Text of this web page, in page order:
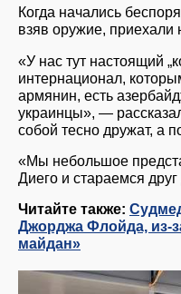
Когда начались
взяв оружие, приехали
«У нас тут настоящий
интернационал,
армянин, есть
украинцы», —
собой тесно дружат, а
«Мы небольшое
Диего и стараемся
Читайте также:
Джорджа Флойда, из-
майдан»